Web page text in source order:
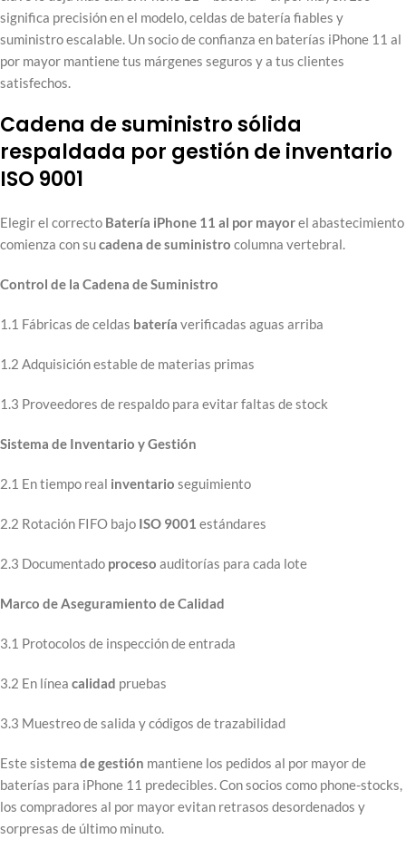
significa precisión en el modelo, celdas de batería fiables y
suministro escalable. Un socio de confianza en baterías iPhone 11 al
por mayor mantiene tus márgenes seguros y a tus clientes
satisfechos.
Cadena de suministro sólida
respaldada por gestión de inventario
ISO 9001
Elegir el correcto Batería iPhone 11 al por mayorel abastecimiento
comienza con sucadena de suministro columna vertebral.
Control de la Cadena de Suministro
1.1 Fábricas de celdas batería verificadas aguas arriba
1.2 Adquisición estable de materias primas
1.3 Proveedores de respaldo para evitar faltas de stock
Sistema de Inventario y Gestión
2.1 En tiempo real inventario seguimiento
2.2 Rotación FIFO bajo ISO 9001 estándares
2.3 Documentado proceso auditorías para cada lote
Marco de Aseguramiento de Calidad
3.1 Protocolos de inspección de entrada
3.2 En línea calidad pruebas
3.3 Muestreo de salida y códigos de trazabilidad
Este sistema de gestión mantiene los pedidos al por mayor de
baterías para iPhone 11 predecibles. Con socios como phone-stocks,
los compradores al por mayor evitan retrasos desordenados y
sorpresas de último minuto.